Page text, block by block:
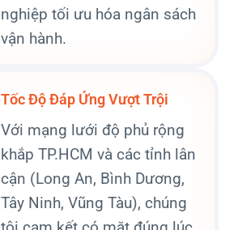
nghiệp tối ưu hóa ngân sách
vận hành.
Tốc Độ Đáp Ứng Vượt Trội
Với mạng lưới độ phủ rộng
khắp TP.HCM và các tỉnh lân
cận (Long An, Bình Dương,
Tây Ninh, Vũng Tàu), chúng